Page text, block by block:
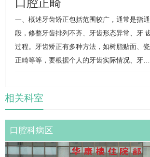
一、概述牙齿矫正包括范围较广，通常是指
段，修整牙齿排列不齐、牙齿形态异常、牙
过程。牙齿矫正有多种方法，如树脂贴面、瓷
正畸等等，要根据个人的牙齿实际情况、牙…
相关科室
口腔科病区